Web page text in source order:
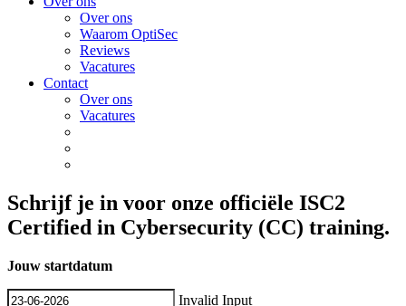
Over ons
Waarom OptiSec
Reviews
Vacatures
Contact
Over ons
Vacatures
Schrijf je in voor onze officiële ISC2
Certified in Cybersecurity (CC) training.
Jouw startdatum
Invalid Input